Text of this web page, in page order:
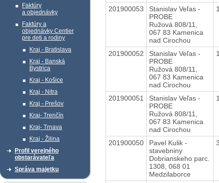
Faktúry
a objednávky
Faktúry a
objednávky Centier
pre deti a rodiny
Kraj - Bratislava
Kraj - Banská
Bystrica
Kraj - Košice
Kraj - Nitra
Kraj - Prešov
Kraj- Trenčín
Kraj- Trnava
Kraj - Žilina
Profil verejného
obstarávateľa
Správa majetku
201900053
Stanislav Veľas -
PROBE
Ružová 808/11,
067 83 Kamenica
nad Cirochou
201900052
Stanislav Veľas -
PROBE
Ružová 808/11,
067 83 Kamenica
nad Cirochou
201900051
Stanislav Veľas -
PROBE
Ružová 808/11,
067 83 Kamenica
nad Cirochou
201900050
Pavel Kulik -
stavebniny
Dobrianskeho parc.
1308, 068 01
Medzilaborce